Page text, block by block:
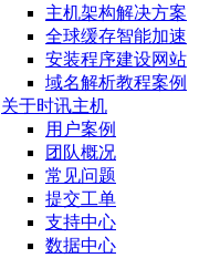
主机架构解决方案
全球缓存智能加速
安装程序建设网站
域名解析教程案例
关于时讯主机
用户案例
团队概况
常见问题
提交工单
支持中心
数据中心